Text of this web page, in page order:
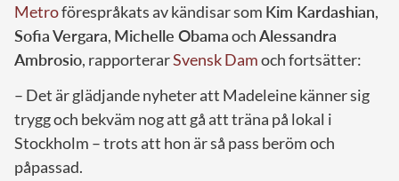
Metroförespråkats av kändisar som Kim Kardashian,
Sofia Vergara, Michelle ObamaochAlessandra
Ambrosio, rapporterarSvensk Damoch fortsätter:
– Det är glädjande nyheter att Madeleine känner sig
trygg och bekväm nog att gå att träna på lokal i
Stockholm – trots att hon är så pass beröm och
påpassad.